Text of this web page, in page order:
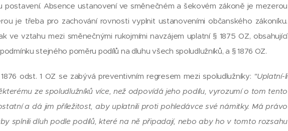
postavení. Absence ustanovení ve směnečném a šekovém zákoně je mezerou
je třeba pro zachování rovnosti vyplnit ustanoveními občanského zákoníku.
ve vztahu mezi směnečnými rukojmími navzájem uplatní § 1875 OZ, obsahující
stejného poměru podílů na dluhu všech spoludlužníků, a § 1876 OZ.
odst. 1 OZ se zabývá preventivním regresem mezi spoludlužníky: "Uplatní-li
ze spoludlužníků více, než odpovídá jeho podílu, vyrozumí o tom tento
a dá jim příležitost, aby uplatnili proti pohledávce své námitky. Má právo
splnili dluh podle podílů, které na ně připadají, nebo aby ho v tomto rozsahu